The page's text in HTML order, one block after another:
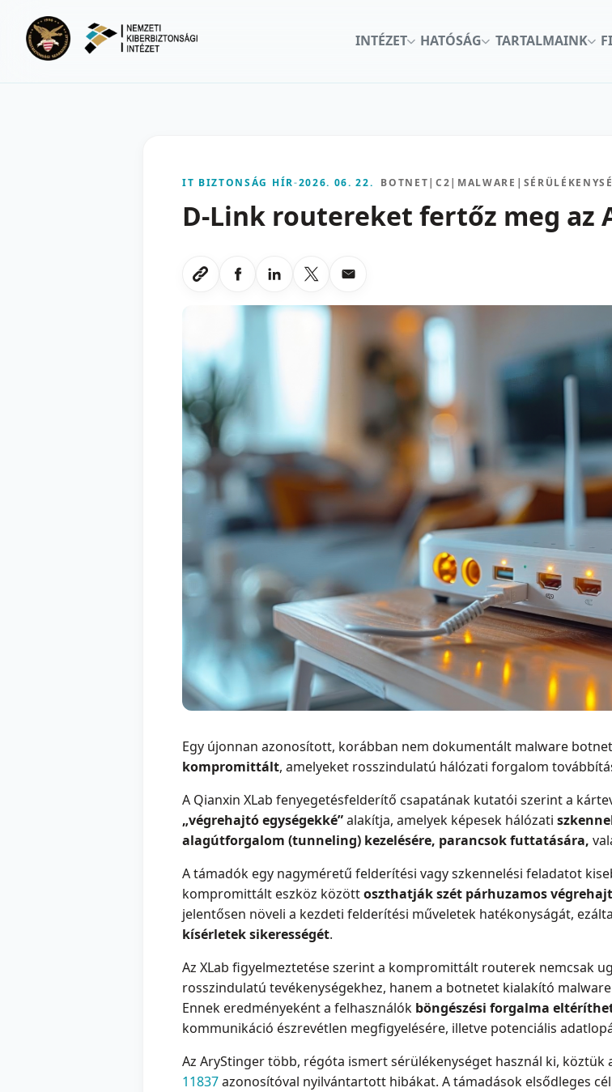
INTÉZET
HATÓSÁG TARTALMAINK
IT BIZTONSÁG HÍR-2026. 06. 22. BOTNET| C2| MALWARE |
D-Link routereket fertőz meg az
Link masolasa
Megosztas Facebookon
Megosztas LinkedInen
Megosztas X-en
Megosztas emailben
Egy újonnan azonosított, korábban nem dokumentált malware
kompromittált, amelyeket rosszindulatú hálózati forgalom
A Qianxin XLab fenyegetésfelderítő csapatának kutatói szerint a
„végrehajtó egységekké”alakítja, amelyek képesek hálózati
alagútforgalom (tunneling) kezelésére, parancsok futtatására,
A támadók egy nagyméretű felderítési vagy szkennelési feladatot
kompromittált eszköz közöttoszthatják szét párhuzamos
jelentősen növeli a kezdeti felderítési műveletek hatékonyságát,
kísérleteksikerességét.
Az XLab figyelmeztetése szerint a kompromittált routerek nemcsak
rosszindulatú tevékenységekhez, hanem a botnetet kialakító malware
Ennek eredményeként a felhasználók böngészési forgalma
kommunikáció észrevétlen megfigyelésére, illetve potenciális
Az AryStinger több, régóta ismert sérülékenységet használ ki, köztük
11837azonosítóval nyilvántartott hibákat. A támadások elsődleges